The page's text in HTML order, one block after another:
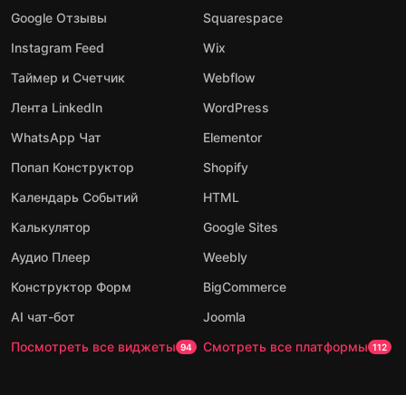
Google Отзывы
Instagram Feed
Таймер и Счетчик
Лента LinkedIn
WhatsApp Чат
Попап Конструктор
Календарь Событий
Калькулятор
Аудио Плеер
Конструктор Форм
AI чат-бот
Посмотреть все виджеты 94
Squarespace
Wix
Webflow
WordPress
Elementor
Shopify
HTML
Google Sites
Weebly
BigCommerce
Joomla
Смотреть все платформы 112